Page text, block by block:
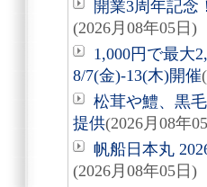
開業3周年記念
(2026月08年05日)
1,000円で最大
8/7(金)-13(木)開催
松茸や鱧、黒
提供(2026月08年
帆船日本丸
(2026月08年05日)